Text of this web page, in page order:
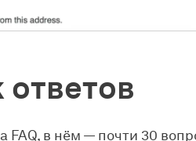
FAQ, в нём — почти 30